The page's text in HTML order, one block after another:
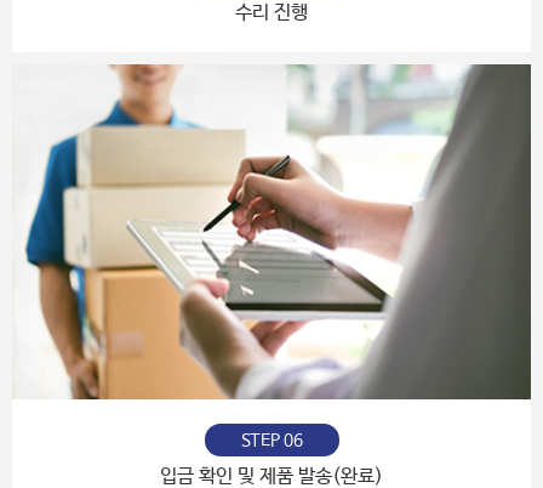
수리 진행
STEP 06
입금 확인 및 제품 발송(완료)